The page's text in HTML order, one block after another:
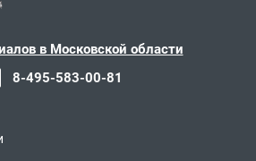
в Московской области
8-495-583-00-81